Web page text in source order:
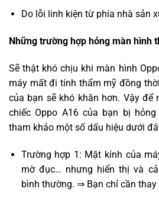
Do lỗi linh kiện từ phía nhà sản
Những trường hợp hỏng màn hình
Sẽ thật khó chịu khi màn hình
máy mất đi tính thẩm mỹ đồng
của bạn sẽ khó khăn hơn. Vậy để
chiếc Oppo A16 của bạn bị
tham khảo một số dấu hiệu dưới
Trường hợp 1: Mặt kính của
mờ đục… nhưng hiển thị và
bình thường. ⇒ Bạn chỉ cần